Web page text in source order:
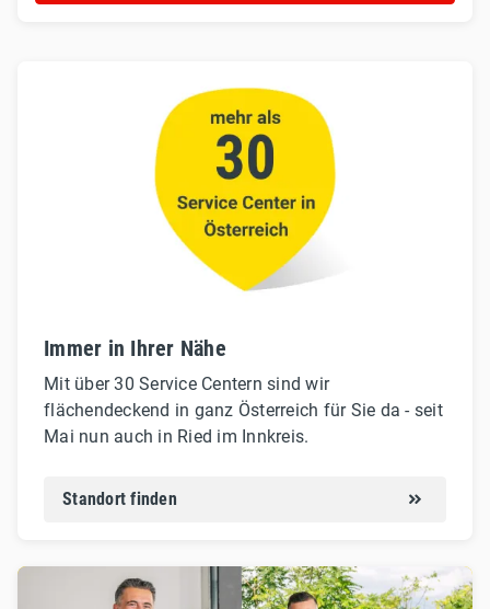
Immer in Ihrer Nähe
Mit über 30 Service Centern sind wir
flächendeckend in ganz Österreich für Sie da - seit
Mai nun auch in Ried im Innkreis.
Standort finden